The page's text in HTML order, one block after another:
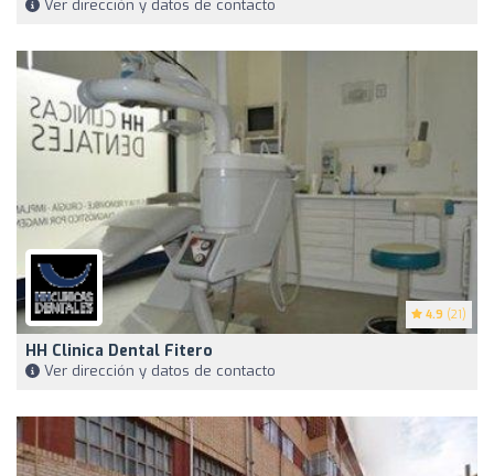
Ver dirección y datos de contacto
4.9 (21)
HH Clinica Dental Fitero
Ver dirección y datos de contacto